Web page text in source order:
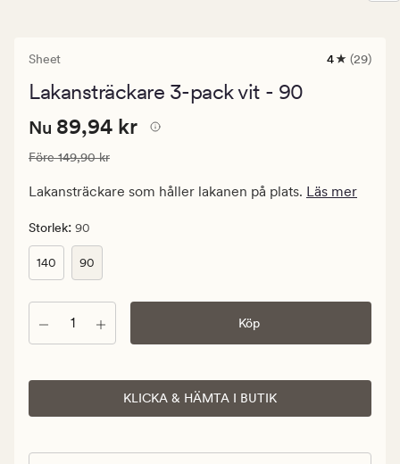
Sheet
29
4 (29)
Lakansträckare 3-pack vit - 90
Nuvarande
89,94
kr.
pris
149,90
kr
Nuvarande pris
Nu 89,94 kr
Ordinarie pris 149,90 kr
Före149,90 kr
Lakansträckare som håller lakanen på plats. Läs mer
Storlek: 90
140 90
Antal Köp
KLICKA & HÄMTA I BUTIK